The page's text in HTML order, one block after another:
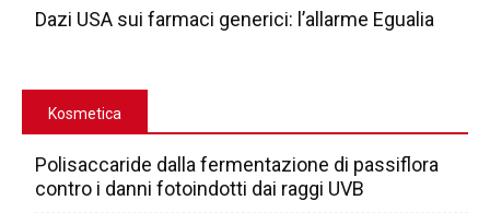
Dazi USA sui farmaci generici: l’allarme Egualia
Kosmetica
Polisaccaride dalla fermentazione di passiflora
contro i danni fotoindotti dai raggi UVB